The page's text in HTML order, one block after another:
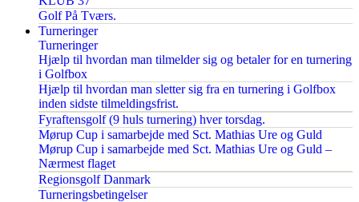
Golf På Tværs.
Turneringer
Turneringer
Hjælp til hvordan man tilmelder sig og betaler for en turnering
i Golfbox
Hjælp til hvordan man sletter sig fra en turnering i Golfbox
inden sidste tilmeldingsfrist.
Fyraftensgolf (9 huls turnering) hver torsdag.
Mørup Cup i samarbejde med Sct. Mathias Ure og Guld
Mørup Cup i samarbejde med Sct. Mathias Ure og Guld –
Nærmest flaget
Regionsgolf Danmark
Turneringsbetingelser